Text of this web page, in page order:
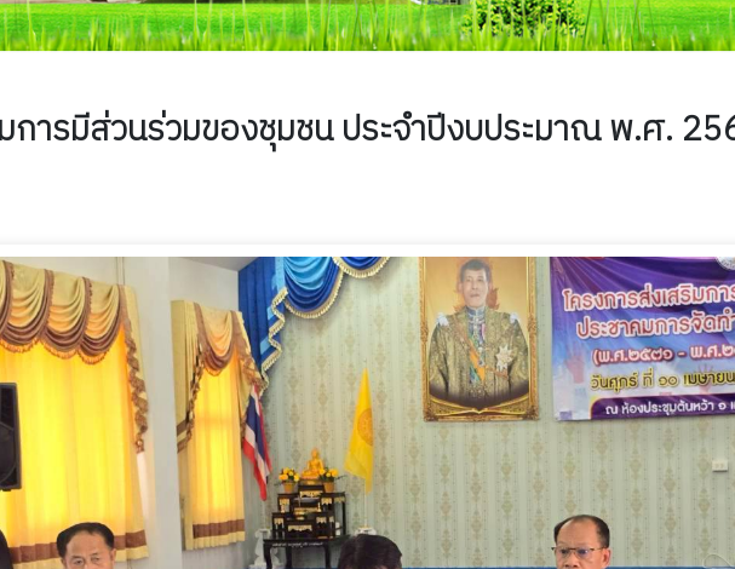
การมีส่วนร่วมของชุมชน ประจำปีงบประมาณ พ.ศ.